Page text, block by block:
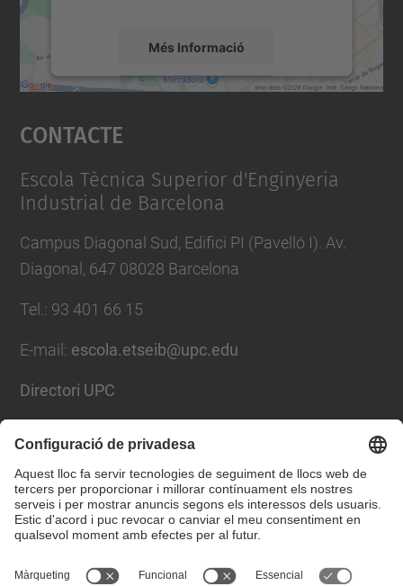
Més Informació
Accepta
powered by
Contacte
Escola Tècnica Superior d'Enginyeria
Industrial de Barcelona
Campus Diagonal Sud, Edifici PI (Pavelló I). Av.
Diagonal, 647 08028 Barcelona
Tel. : 93 401 66 15
E-mail : escola.etseib@upc.edu
Directori UPC
Llista Xarxes Socials